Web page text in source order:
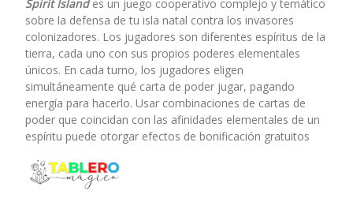
Spirit Islandes un juego cooperativo complejo y temático
sobre la defensa de tu isla natal contra los invasores
colonizadores. Los jugadores son diferentes espíritus de la
tierra, cada uno con sus propios poderes elementales
únicos. En cada turno, los jugadores eligen
simultáneamente qué carta de poder jugar, pagando
energía para hacerlo. Usar combinaciones de cartas de
poder que coincidan con las afinidades elementales de un
espíritu puede otorgar efectos de bonificación gratuitos